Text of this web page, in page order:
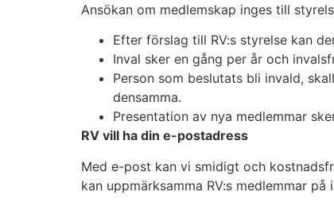
Ansökan om medlemskap inges till
Efter förslag till RV:s styrelse kan
Inval sker en gång per år och
Person som beslutats bli invald,
densamma.
Presentation av nya medlemmar
RV vill ha din e-postadress
Med e-post kan vi smidigt och
kan uppmärksamma RV:s medlemmar